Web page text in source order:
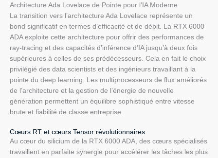
Architecture Ada Lovelace de Pointe pour l’IA Moderne
La transition vers l’architecture Ada Lovelace représente un
bond significatif en termes d’efficacité et de débit. La RTX 6000
ADA exploite cette architecture pour offrir des performances de
ray-tracing et des capacités d’inférence d’IA jusqu’à deux fois
supérieures à celles de ses prédécesseurs. Cela en fait le choix
privilégié des data scientists et des ingénieurs travaillant à la
pointe du deep learning. Les multiprocesseurs de flux améliorés
de l’architecture et la gestion de l’énergie de nouvelle
génération permettent un équilibre sophistiqué entre vitesse
brute et fiabilité de classe entreprise.
Cœurs RT et cœurs Tensor révolutionnaires
Au cœur du silicium de la RTX 6000 ADA, des cœurs spécialisés
travaillent en parfaite synergie pour accélérer les tâches les plus